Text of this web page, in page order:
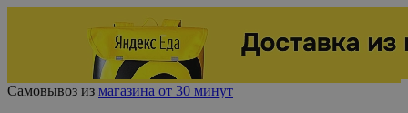
Самовывоз из магазина от 30 минут